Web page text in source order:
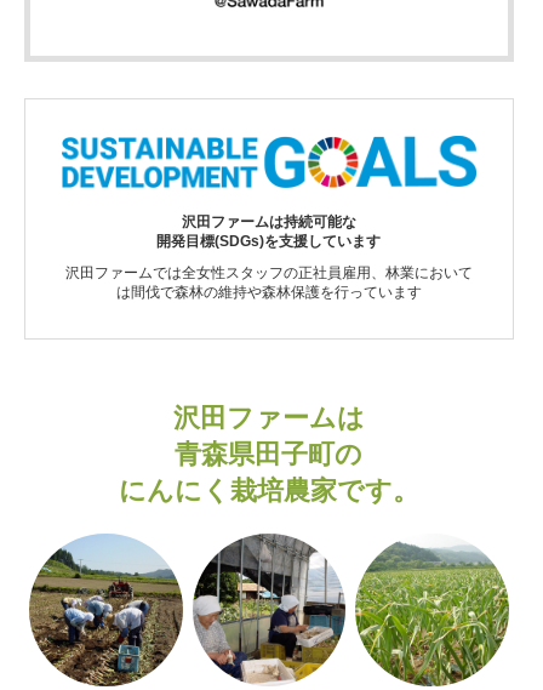
沢田ファームは持続可能な
開発目標(SDGs)を支援しています
沢田ファームでは全女性スタッフの正社員雇用、林業において
は間伐で森林の維持や森林保護を行っています
沢田ファームは
青森県田子町の
にんにく栽培農家です。